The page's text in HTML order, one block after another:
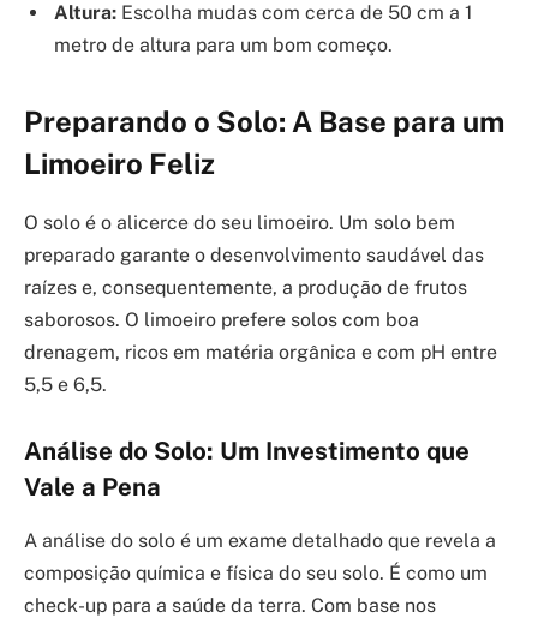
Altura: Escolha mudas com cerca de 50 cm a 1
metro de altura para um bom começo.
Preparando o Solo: A Base para um
Limoeiro Feliz
O solo é o alicerce do seu limoeiro. Um solo bem
preparado garante o desenvolvimento saudável das
raízes e, consequentemente, a produção de frutos
saborosos. O limoeiro prefere solos com boa
drenagem, ricos em matéria orgânica e com pH entre
5,5 e 6,5.
Análise do Solo: Um Investimento que
Vale a Pena
A análise do solo é um exame detalhado que revela a
composição química e física do seu solo. É como um
check-up para a saúde da terra. Com base nos